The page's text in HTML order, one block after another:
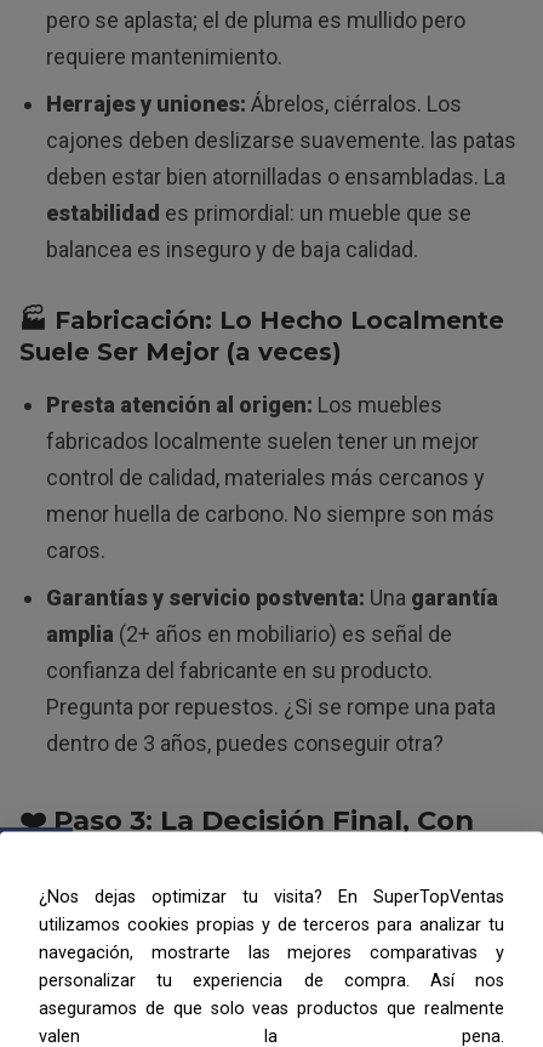
pero se aplasta; el de pluma es mullido pero
requiere mantenimiento.
Herrajes y uniones: Ábrelos, ciérralos. Los
cajones deben deslizarse suavemente. las patas
deben estar bien atornilladas o ensambladas. La
estabilidad es primordial: un mueble que se
balancea es inseguro y de baja calidad.
🏭 Fabricación: Lo Hecho Localmente
Suele Ser Mejor (a veces)
Presta atención al origen: Los muebles
fabricados localmente suelen tener un mejor
control de calidad, materiales más cercanos y
menor huella de carbono. No siempre son más
caros.
Garantías y servicio postventa: Una garantía
amplia (2+ años en mobiliario) es señal de
confianza del fabricante en su producto.
Pregunta por repuestos. ¿Si se rompe una pata
dentro de 3 años, puedes conseguir otra?
❤️ Paso 3: La Decisión Final, Con
Llegados aquí, tienes 2-3 opciones candidatas.
Última comprobación.
El «factor día a día»: Piensa en un martes por la
¿Nos dejas optimizar tu visita? En SuperTopVentas
utilizamos cookies propias y de terceros para analizar tu
navegación, mostrarte las mejores comparativas y
personalizar tu experiencia de compra. Así nos
aseguramos de que solo veas productos que realmente
valen la pena.